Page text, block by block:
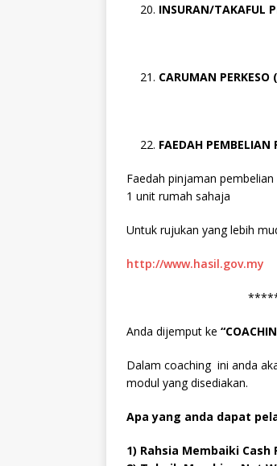
INSURAN/TAKAFUL
CARUMAN PERKESO
FAEDAH
Faedah pinjaman
1 unit rumah sahaja
Untuk rujukan yang lebih
http://www.hasil.gov.my
Anda dijemput ke
Dalam coaching ini anda
modul yang disediakan.
Apa yang anda dapat
1) Rahsia Membaiki Cash